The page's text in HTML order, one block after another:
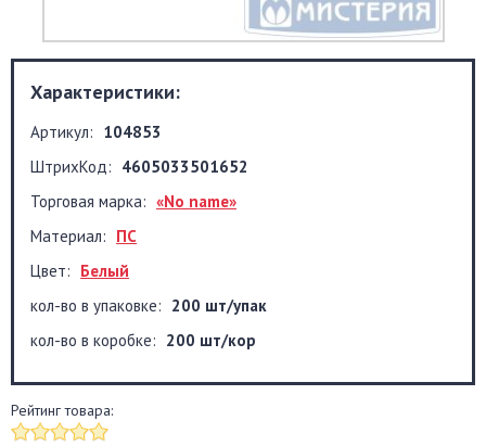
Характеристики:
Артикул: 104853
ШтрихКод: 4605033501652
Торговая марка: «No name»
Материал: ПС
Цвет: Белый
кол-во в упаковке: 200 шт/упак
кол-во в коробке: 200 шт/кор
Рейтинг товара: